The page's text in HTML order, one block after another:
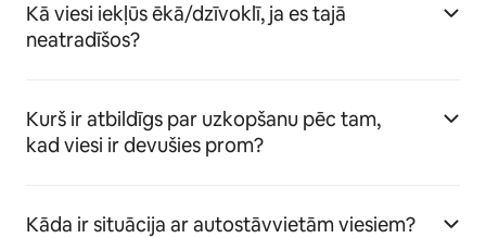
Kā viesi iekļūs ēkā/dzīvoklī, ja es tajā
neatradīšos?
Kurš ir atbildīgs par uzkopšanu pēc tam,
kad viesi ir devušies prom?
Kāda ir situācija ar autostāvvietām viesiem?